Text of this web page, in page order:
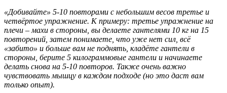
«Добивайте» 5-10 повторами с небольшим весов третье и
четвёртое упражнение. К примеру: третье упражнение на
плечи – махи в стороны, вы делаете гантелями 10 кг на 15
повторений, затем понимаете, что уже нет сил, всё
«забито» и больше вам не поднять, кладёте гантели в
стороны, берите 5 килограммовые гантели и начинаете
делать снова на 5-10 повторов. Также очень важно
чувствовать мышцу в каждом подходе (но это даст вам
только опыт).